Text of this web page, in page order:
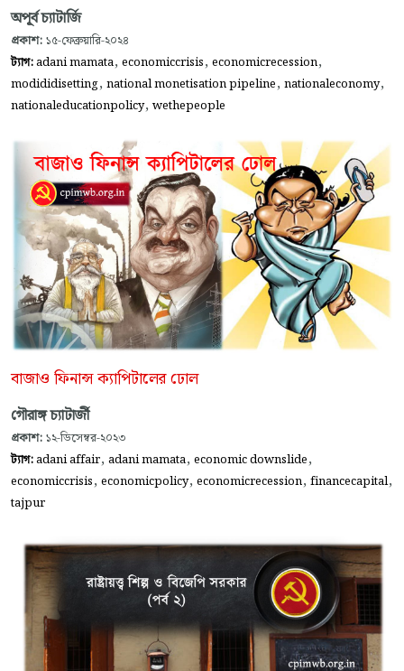
অপূর্ব চ্যাটার্জি
প্রকাশ: ১৫-ফেব্রুয়ারি-২০২৪
ট্যাগ:adani mamata, economiccrisis, economicrecession,
modididisetting, national monetisation pipeline, nationaleconomy,
nationaleducationpolicy, wethepeople
বাজাও ফিনান্স ক্যাপিটালের ঢোল
গৌরাঙ্গ চ্যাটার্জী
প্রকাশ: ১২-ডিসেম্বর-২০২৩
ট্যাগ:adani affair, adani mamata, economic downslide,
economiccrisis, economicpolicy, economicrecession, financecapital,
tajpur